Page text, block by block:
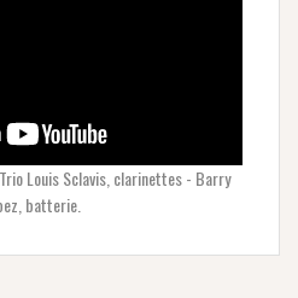
Louis Sclavis, clarinettes - Barry
batterie.